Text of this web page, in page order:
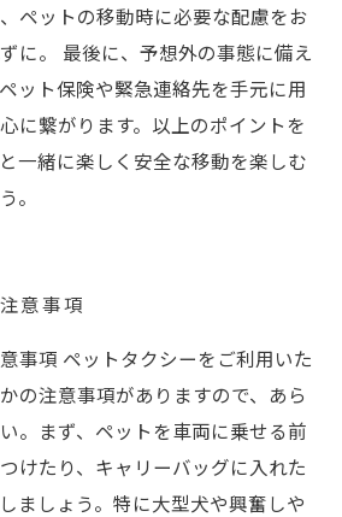
ペットの移動時に必要な配慮をお
に。 最後に、予想外の事態に備え
ット保険や緊急連絡先を手元に用
に繋がります。以上のポイントを
一緒に楽しく安全な移動を楽しむ
。
意事項
事項 ペットタクシーをご利用いた
の注意事項がありますので、あら
。まず、ペットを車両に乗せる前
けたり、キャリーバッグに入れた
ましょう。特に大型犬や興奮しや